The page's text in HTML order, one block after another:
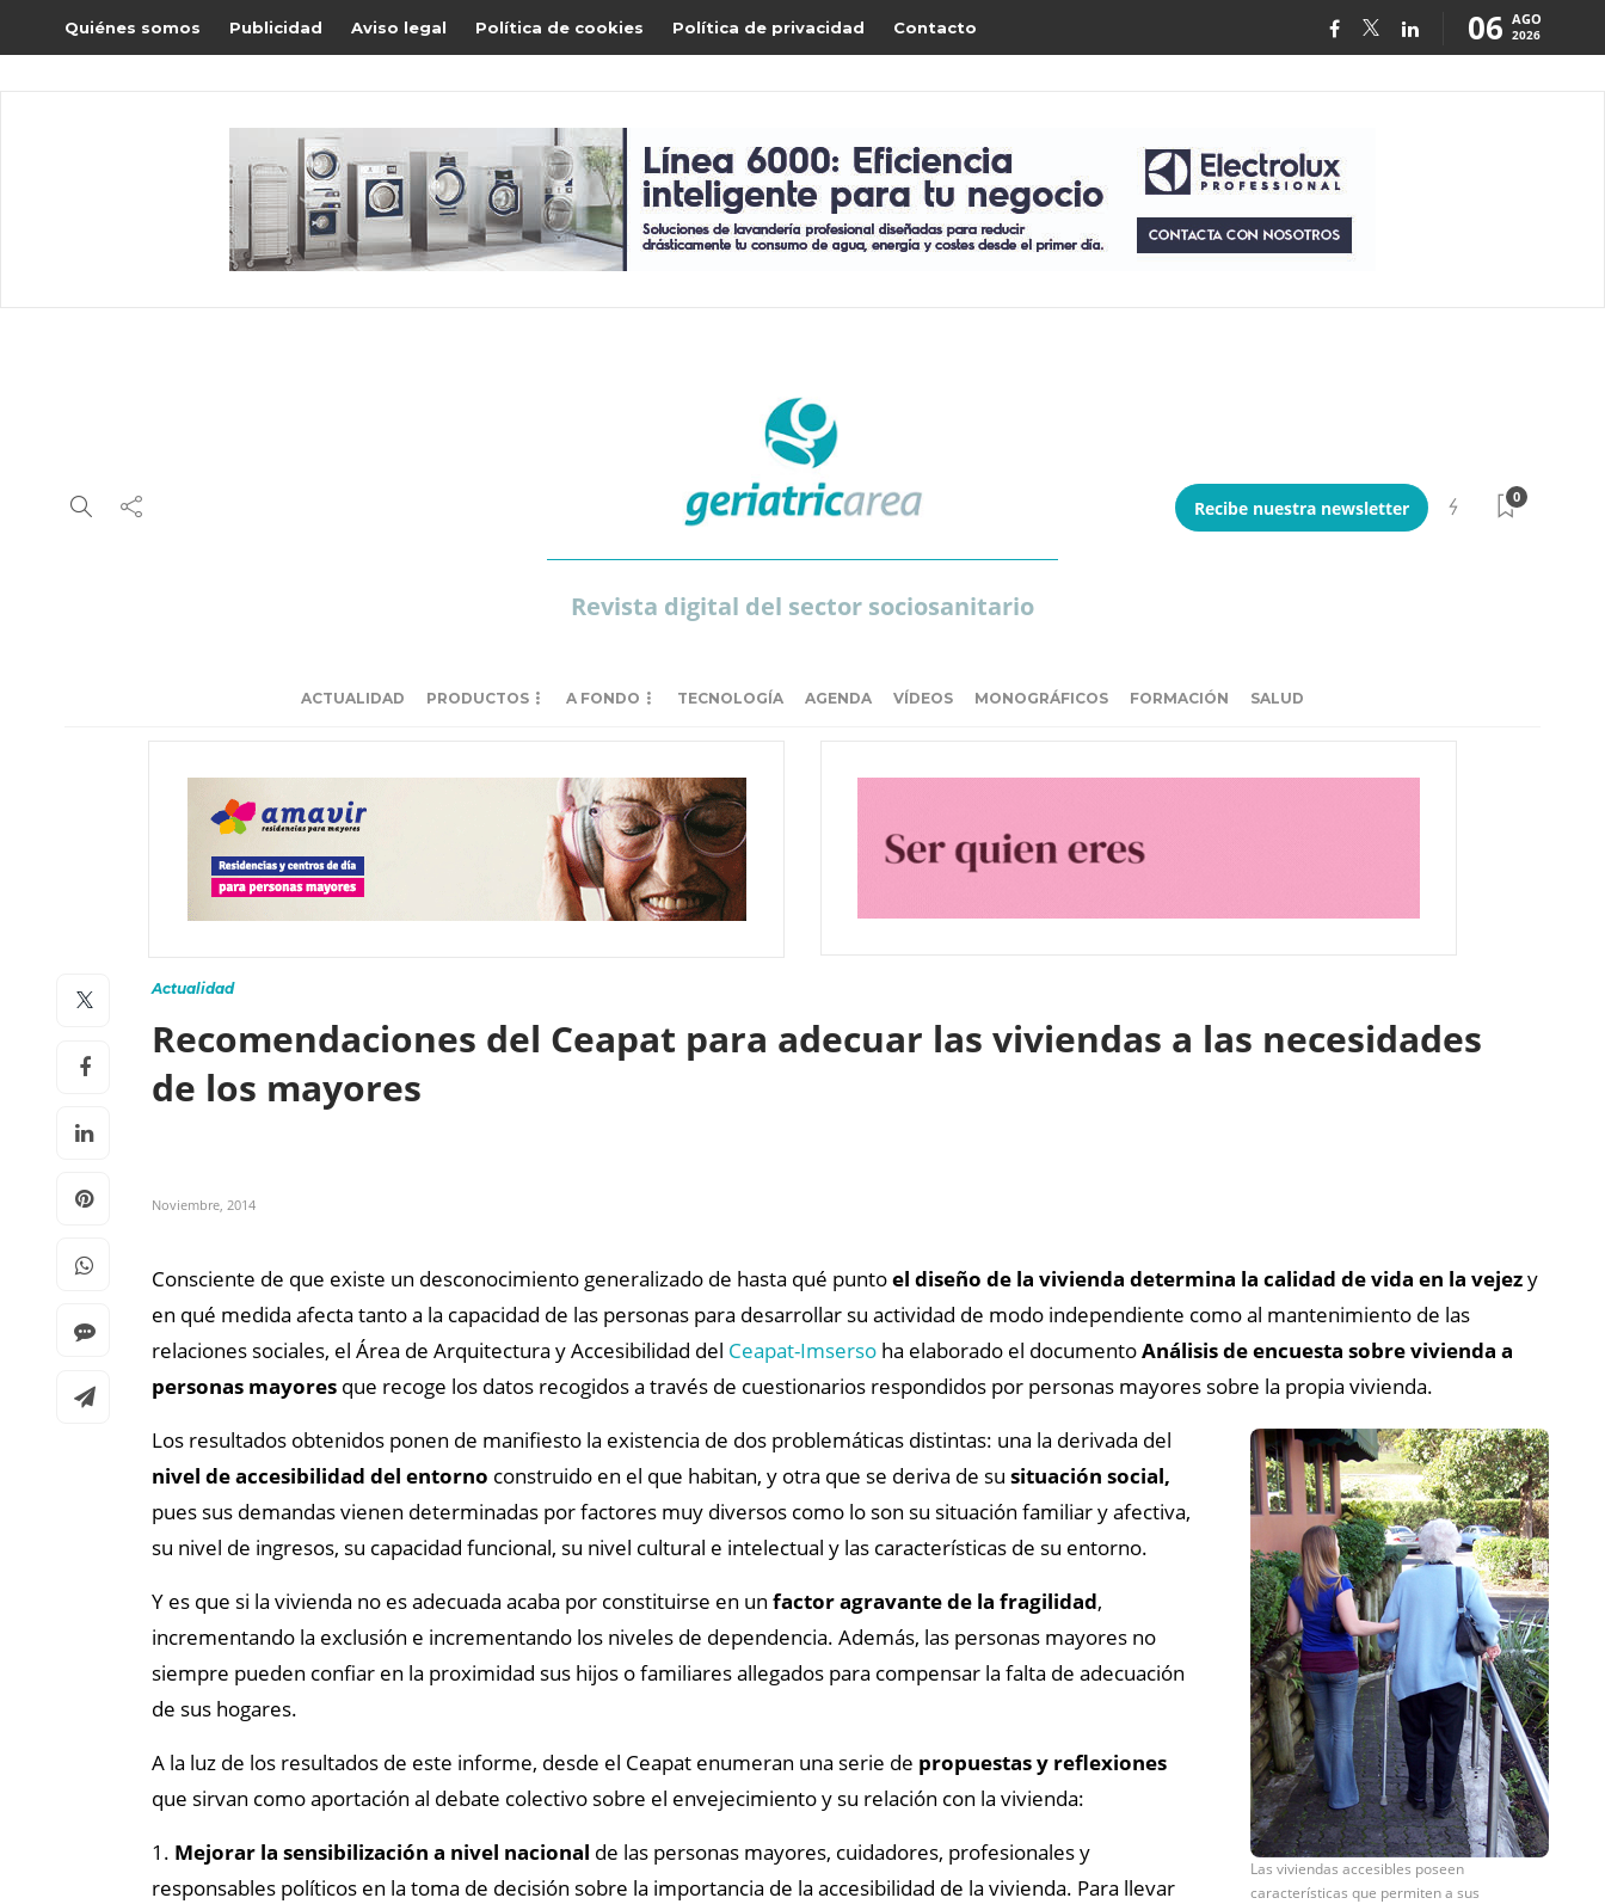
Quiénes somos Publicidad Aviso legal Política de cookies Política de privacidad Contacto 06 AGO
2026
Revista digital del sector sociosanitario
Recibe nuestra newsletter
0
ACTUALIDAD PRODUCTOS A FONDO TECNOLOGÍA AGENDA VÍDEOS MONOGRÁFICOS FORMACIÓN SALUD
Actualidad
Recomendaciones del Ceapat para adecuar las viviendas a las necesidades
de los mayores
Noviembre, 2014
Consciente de que existe un desconocimiento generalizado de hasta qué puntoel diseño de la vivienda determina la calidad de vida en la vejezy
en qué medida afecta tanto a la capacidad de las personas para desarrollar su actividad de modo independiente como al mantenimiento de las
relaciones sociales, el Área de Arquitectura y Accesibilidad del Ceapat-Imserso ha elaborado el documentoAnálisis de encuesta sobre vivienda a
personas mayores que recoge los datos recogidos a través de cuestionarios respondidos por personas mayores sobre la propia vivienda.
Las viviendas accesibles poseen
características que permiten a sus
Los resultados obtenidos ponen de manifiesto la existencia de dos problemáticas distintas: una la derivada del
nivel de accesibilidad del entorno construido en el que habitan, y otra que se deriva de su situación social,
pues sus demandas vienen determinadas por factores muy diversos como lo son su situación familiar y afectiva,
su nivel de ingresos, su capacidad funcional, su nivel cultural e intelectual y las características de su entorno.
Y es que si la vivienda no es adecuada acaba por constituirse en un factor agravante de la fragilidad,
incrementando la exclusión e incrementando los niveles de dependencia. Además, las personas mayores no
siempre pueden confiar en la proximidad sus hijos o familiares allegados para compensar la falta de adecuación
de sus hogares.
A la luz de los resultados de este informe, desde el Ceapat enumeran una serie de propuestas y reflexiones
que sirvan como aportación al debate colectivo sobre el envejecimiento y su relación con la vivienda:
1. Mejorar la sensibilización a nivel nacional de las personas mayores, cuidadores, profesionales y
responsables políticos en la toma de decisión sobre la importancia de la accesibilidad de la vivienda. Para llevar